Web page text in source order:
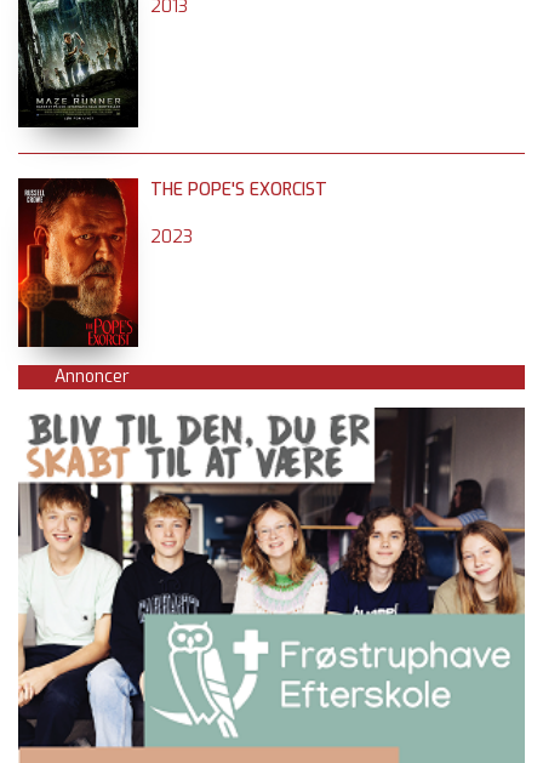
2013
THE POPE'S EXORCIST
2023
Annoncer